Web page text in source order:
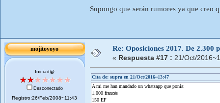
Supongo que serán rumores ya que creo
mojitoyoyo
Iniciad@
Desconectado
Registro:26/Feb/2008~11:43
Re: Oposiciones 2017. De 2.300
« Respuesta #17 : 21/Oct/
Cita de: supra en 21/Oct/2016~13:47
A mi me han mandado un whatsapp que ponía:
1.000 francés
150 EF